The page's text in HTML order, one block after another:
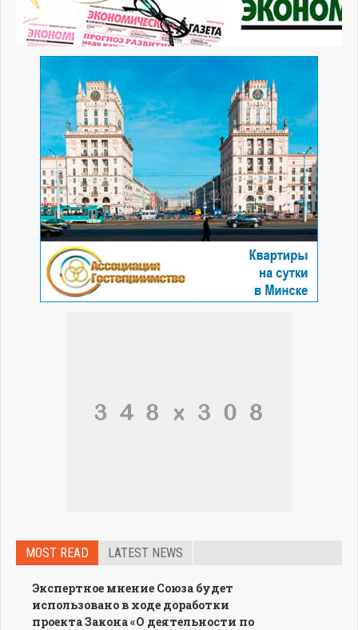
MOST READ LATEST NEWS
Экспертное мнение Союза будет
использовано в ходе доработки
проекта Закона «О деятельности по